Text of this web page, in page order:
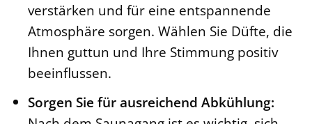
verstärken und für eine entspannende
Atmosphäre sorgen. Wählen Sie Düfte, die
Ihnen guttun und Ihre Stimmung positiv
beeinflussen.
Sorgen Sie für ausreichend Abkühlung: